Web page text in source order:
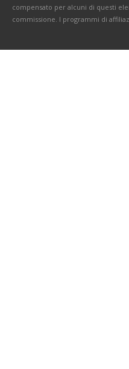
compensato per alcuni di questi
commissione. I programmi di